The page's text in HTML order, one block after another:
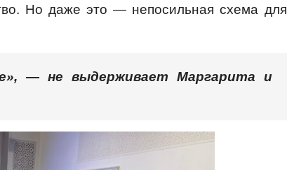
Но даже это — непосильная схема для
— не выдерживает Маргарита и